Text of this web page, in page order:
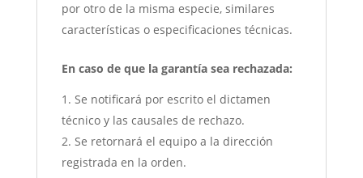
por otro de la misma especie, similares
características o especificaciones técnicas.
En caso de que la garantía sea rechazada:
Se notificará por escrito el dictamen
técnico y las causales de rechazo.
Se retornará el equipo a la dirección
registrada en la orden.